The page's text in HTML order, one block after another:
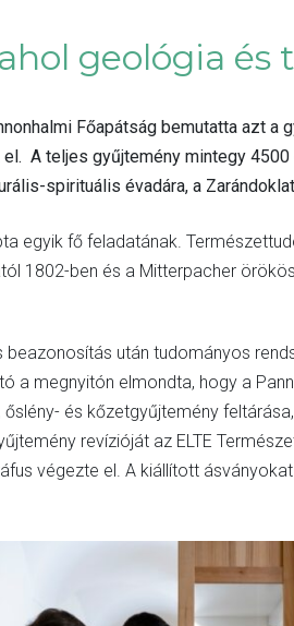
geológia és
Főapátság bemutatta azt
A teljes gyűjtemény mintegy
spirituális évadára, a
egyik fő feladatának.
1802-ben és a Mitterpacher
után tudományos
a megnyitón elmondta, hogy a
és kőzetgyűjtemény
revízióját az ELTE
végezte el. A kiállított